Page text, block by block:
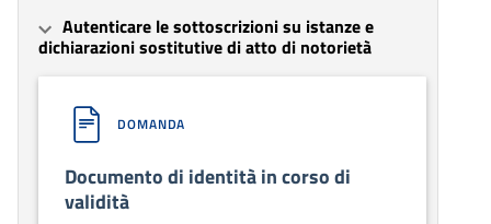
Autenticare le sottoscrizioni su istanze e
dichiarazioni sostitutive di atto di notorietà
DOMANDA
Documento di identità in corso di
validità